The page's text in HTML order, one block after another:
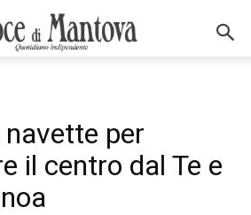
per
il centro dal Te e